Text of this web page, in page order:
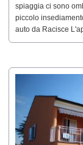
spiaggia ci sono
piccolo
auto da Racisce